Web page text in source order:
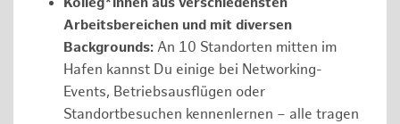
Arbeitsbereichen und mit diversen
Backgrounds: An 10 Standorten mitten im
Hafen kannst Du einige bei Networking-
Events, Betriebsausflügen oder
Standortbesuchen kennenlernen – alle tragen